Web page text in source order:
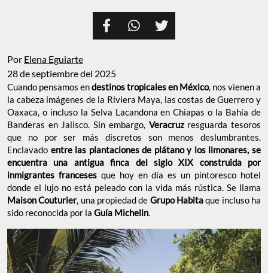
Por Elena Eguiarte
28 de septiembre del 2025
Cuando pensamos endestinos tropicales en México, nos vienen a
la cabeza imágenes de la Riviera Maya, las costas de Guerrero y
Oaxaca, o incluso la Selva Lacandona en Chiapas o la Bahía de
Banderas en Jalisco. Sin embargo, Veracruzresguarda tesoros
que no por ser más discretos son menos deslumbrantes.
Enclavado entre las plantaciones de plátano y los limonares, se
encuentra una antigua finca del siglo XIX construida por
inmigrantes francesesque hoy en día es un pintoresco hotel
donde el lujo no está peleado con la vida más rústica. Se llama
Maison Couturier, una propiedad de Grupo Habitaque incluso ha
sido reconocida por la Guía Michelin.